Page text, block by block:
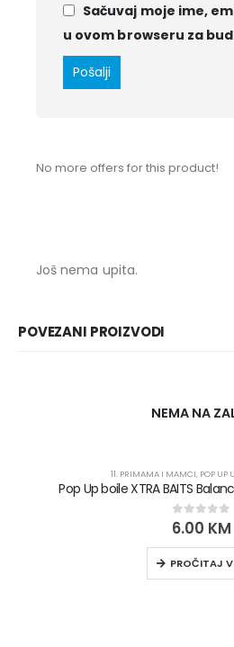
Sačuvaj moje ime,
u ovom browseru za
No more offers for this product!
Još nema upita.
POVEZANI PROIZVODI
NEMA NA
11. PRIMAMA I MAMCI, POP UP
Pop Up boile XTRA BAITS
0out of 5
6.00 KM
PROČITAJ